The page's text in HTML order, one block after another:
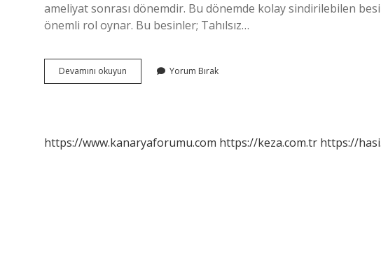
ameliyat sonrası dönemdir. Bu dönemde kolay sindirilebilen
önemli rol oynar. Bu besinler; Tahılsız…
Devamını okuyun
3
Yorum Bırak
https://www.kanaryaforumu.com https://keza.com.tr https://